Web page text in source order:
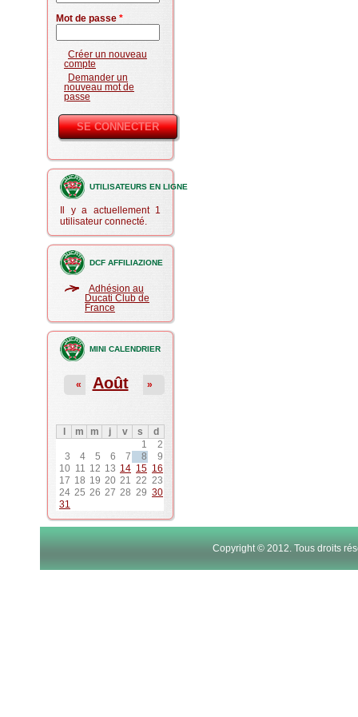
Mot de passe *
Créer un nouveau
compte
Demander un
nouveau mot de
passe
UTILISATEURS EN LIGNE
Il y a actuellement 1
utilisateur connecté.
DCF AFFILIAZIONE
Adhésion au
Ducati Club de
France
MINI CALENDRIER
Août
« »
m m j v s
d
1
2
3
4 5 6 7 8
9
10 11 12 13 14 15 16
17 18 19 20 21 22 23
24 25 26 27 28 29 30
31
Copyright © 2012. Tous droits